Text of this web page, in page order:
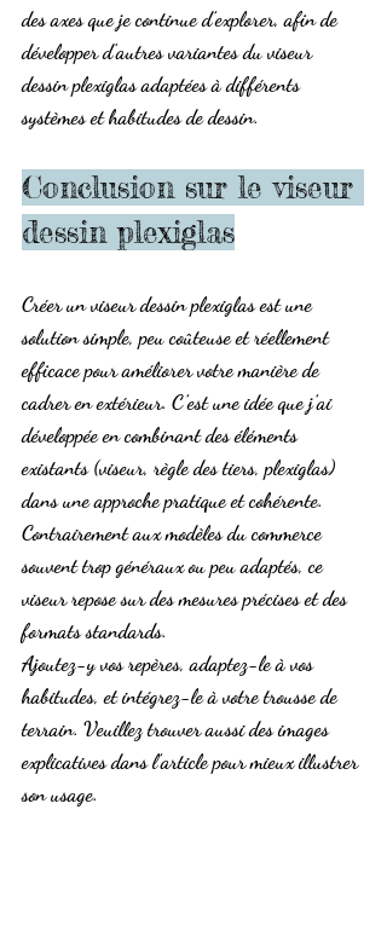
des axes que je continue d’explorer, afin de
développer d'autres variantes du viseur
dessin plexiglas adaptées à différents
systèmes et habitudes de dessin.
Conclusion sur le viseur
dessin plexiglas
Créer un viseur dessin plexiglas est une
solution simple, peu coûteuse et réellement
efficace pour améliorer votre manière de
cadrer en extérieur. C’est une idée que j’ai
développée en combinant des éléments
existants (viseur, règle des tiers, plexiglas)
dans une approche pratique et cohérente.
Contrairement aux modèles du commerce
souvent trop généraux ou peu adaptés, ce
viseur repose sur des mesures précises et des
formats standards.
Ajoutez-y vos repères, adaptez-le à vos
habitudes, et intégrez-le à votre trousse de
terrain. Veuillez trouver aussi des images
explicatives dans l’article pour mieux illustrer
son usage.